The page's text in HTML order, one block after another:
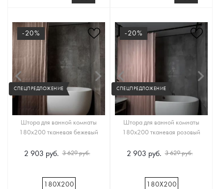
-20%
СПЕЦПРЕДЛОЖЕНИЕ
Штора для ванной комнаты
180х200 тканевая бежевый
2 903 руб. 3 629 руб.
180Х200
-20%
СПЕЦПРЕДЛОЖЕНИЕ
Штора для ванной комнаты
180х200 тканевая розовый
2 903 руб. 3 629 руб.
180Х200